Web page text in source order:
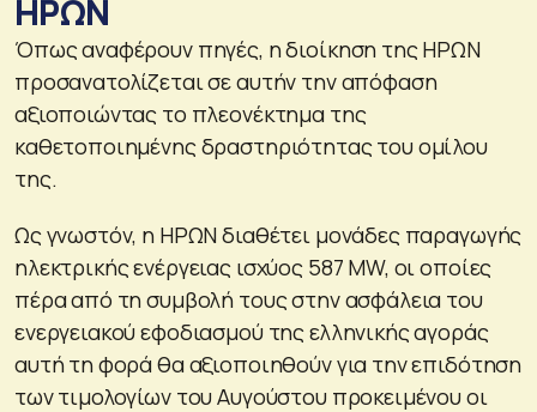
ΗΡΩΝ
Όπως αναφέρουν πηγές, η διοίκηση της ΗΡΩΝ
προσανατολίζεται σε αυτήν την απόφαση
αξιοποιώντας το πλεονέκτημα της
καθετοποιημένης δραστηριότητας του ομίλου
της.
Ως γνωστόν, η ΗΡΩΝ διαθέτει μονάδες παραγωγής
ηλεκτρικής ενέργειας ισχύος 587 MW, οι οποίες
πέρα από τη συμβολή τους στην ασφάλεια του
ενεργειακού εφοδιασμού της ελληνικής αγοράς
αυτή τη φορά θα αξιοποιηθούν για την επιδότηση
των τιμολογίων του Αυγούστου προκειμένου οι